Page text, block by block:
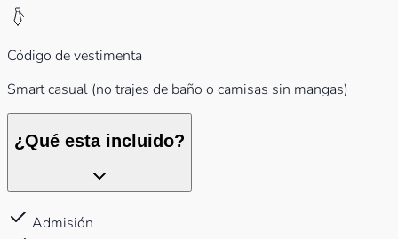
Código de vestimenta
Smart casual (no trajes de baño o camisas sin mangas)
¿Qué esta incluido?
Admisión